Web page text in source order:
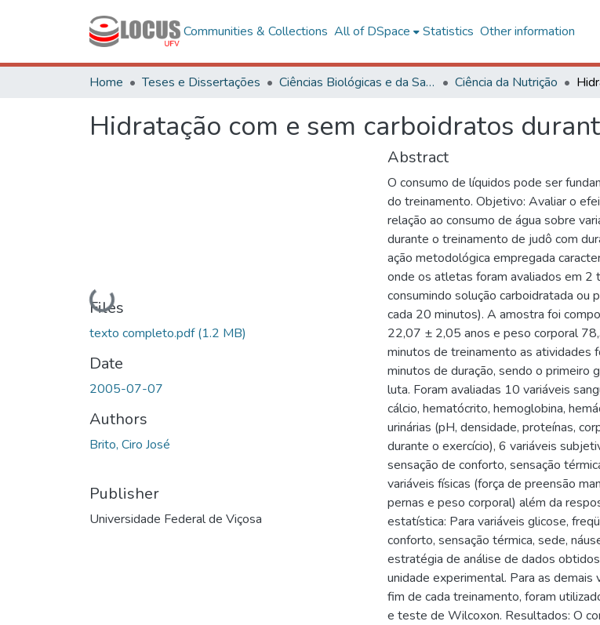
Communities & Collections All of DSpace Statistics Other information
Home Teses e Dissertações Ciências Biológicas e da Saúde Ciência da Nutrição
Hidratação com e sem carboidratos
Loading...
Files
texto completo.pdf(1.2 MB)
Date
2005-07-07
Authors
Brito, Ciro José
Publisher
Universidade Federal de Viçosa
Abstract
O consumo de líquidos pode ser
do treinamento. Objetivo: Avaliar o
relação ao consumo de água sobre
durante o treinamento de judô com
ação metodológica empregada
onde os atletas foram avaliados em 2
consumindo solução carboidratada
cada 20 minutos). A amostra foi
22,07 ± 2,05 anos e peso corporal
minutos de treinamento as atividades
minutos de duração, sendo o primeiro
luta. Foram avaliadas 10 variáveis
cálcio, hematócrito, hemoglobina,
urinárias (pH, densidade, proteínas,
durante o exercício), 6 variáveis
sensação de conforto, sensação
variáveis físicas (força de preensão
pernas e peso corporal) além da
estatística: Para variáveis glicose,
conforto, sensação térmica, sede,
estratégia de análise de dados
unidade experimental. Para as demais
fim de cada treinamento, foram
e teste de Wilcoxon. Resultados: O